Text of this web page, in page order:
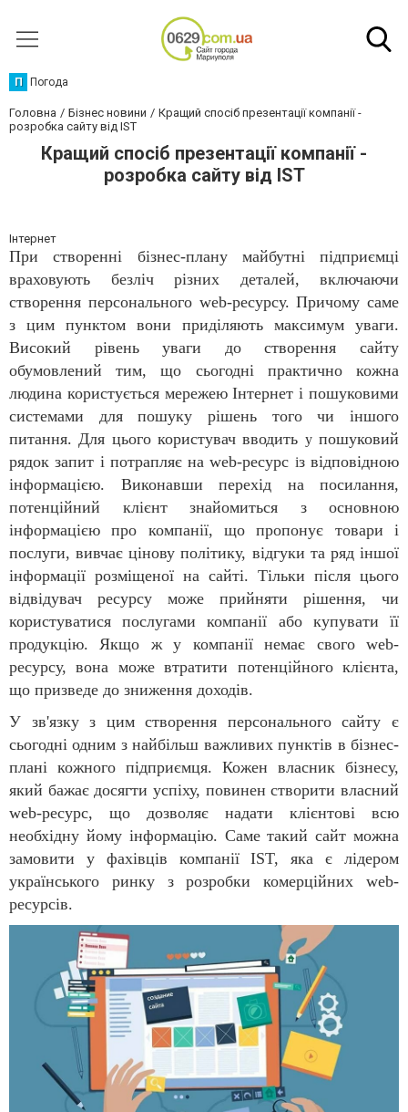
П Погода
Головна Бізнес новини
Кращий спосіб презентації компанії -
розробка сайту від IST
Кращий спосіб презентації компанії -
розробка сайту від IST
Інтернет
При створенні бізнес-плану майбутні підприємці
враховують безліч різних деталей, включаючи
створення персонального web-ресурсу. Причому саме
з цим пунктом вони приділяють максимум уваги.
Високий рівень уваги до створення сайту
обумовлений тим, що сьогодні практично кожна
людина користується мережею Інтернет і пошуковими
системами для пошуку рішень того чи іншого
питання. Для цього користувач вводить упошуковий
рядок запит і потрапляє на web-ресурс із відповідною
інформацією. Виконавши перехід на посилання,
потенційний клієнт знайомиться з основною
інформацією про компанії, що пропонує товари і
послуги, вивчає цінову політику, відгуки та ряд іншої
інформації розміщеної на сайті. Тільки після цього
відвідувач ресурсу може прийняти рішення, чи
користуватися послугами компанії або купувати її
продукцію. Якщо ж у компанії немає свого web-
ресурсу, вона може втратити потенційного клієнта,
що призведе до зниження доходів.
У зв'язку з цим створення персонального сайту є
сьогодні одним з найбільш важливих пунктів в бізнес-
плані кожного підприємця. Кожен власник бізнесу,
який бажає досягти успіху, повинен створити власний
web-ресурс, що дозволяє надати клієнтові всю
необхідну йому інформацію. Саме такий сайт можна
замовити у фахівців компанії IST, яка є лідером
українського ринку з розробки комерційних web-
ресурсів.